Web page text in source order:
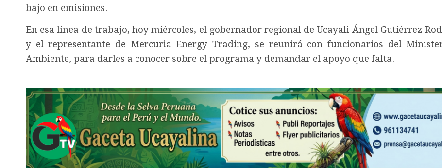
bajo en emisiones.
En esa línea de trabajo, hoy miércoles, el gobernador regional de Ucayali Ángel Gutiérrez
y el representante de Mercuria Energy Trading, se reunirá con funcionarios del
Ambiente, para darles a conocer sobre el programa y demandar el apoyo que falta.